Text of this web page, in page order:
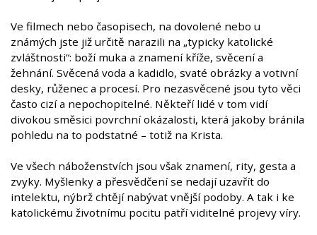
Ve filmech nebo časopisech, na dovolené nebo u
známých jste již určitě narazili na „typicky katolické
zvláštnosti“: boží muka a znamení kříže, svěcení a
žehnání. Svěcená voda a kadidlo, svaté obrázky a votivní
desky, růženec a procesí. Pro nezasvěcené jsou tyto věci
často cizí a nepochopitelné. Někteří lidé v tom vidí
divokou směsici povrchní okázalosti, která jakoby bránila
pohledu na to podstatné – totiž na Krista.
Ve všech náboženstvích jsou však znamení, rity, gesta a
zvyky. Myšlenky a přesvědčení se nedají uzavřít do
intelektu, nýbrž chtějí nabývat vnější podoby. A tak i ke
katolickému životnímu pocitu patří viditelné projevy víry.